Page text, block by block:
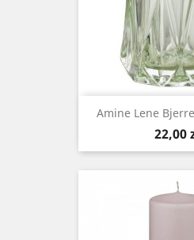
Amine Lene
Cena
22,00